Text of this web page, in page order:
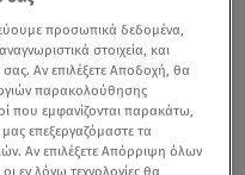
προσωπικά δεδομένα,
στοιχεία, και
Αν επιλέξετε Αποδοχή, θα
παρακολούθησης
που εμφανίζονται παρακάτω,
μας επεξεργαζόμαστε τα
Αν επιλέξετε Απόρριψη όλων
εν λόγω τεχνολογίες θα